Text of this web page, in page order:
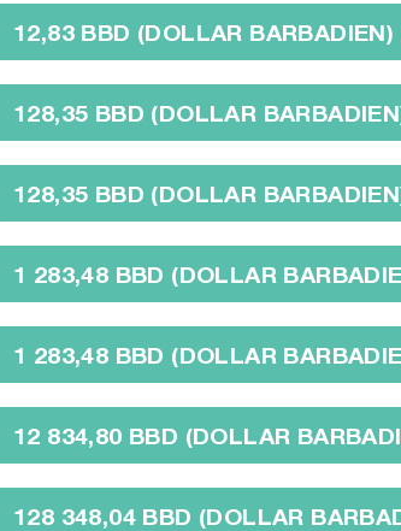
12,83 BBD (DOLLAR BARBADIEN)
128,35 BBD (DOLLAR
128,35 BBD (DOLLAR
1 283,48 BBD (DOLLAR
1 283,48 BBD (DOLLAR
12 834,80 BBD (DOLLAR
128 348,04 BBD (DOLLAR